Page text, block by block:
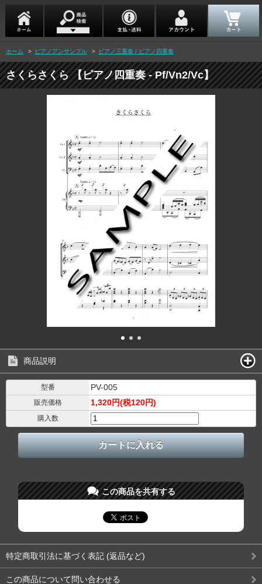
ホーム > ピアノアンサンブル > ピアノ三重奏 / ピアノ四重奏
さくらさくら 【ピアノ四重奏 - Pf/Vn2/Vc】
商品説明
型番 PV-005
販売価格 1,320円(税120円)
購入数
この商品を共有する
特定商取引法に基づく表記 (返品など)
この商品について問い合わせる